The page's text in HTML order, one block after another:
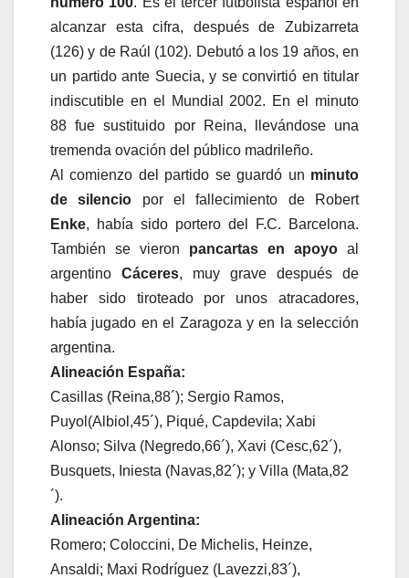
alcanzar esta cifra, después de Zubizarreta
(126) y de Raúl (102). Debutó a los 19 años, en
un partido ante Suecia, y se convirtió en titular
indiscutible en el Mundial 2002. En el minuto
88 fue sustituido por Reina, llevándose una
tremenda ovación del público madrileño.
Al comienzo del partido se guardó un minuto
de silencio por el fallecimiento de Robert
Enke, había sido portero del F.C. Barcelona.
También se vieron pancartas en apoyo al
argentino Cáceres, muy grave después de
haber sido tiroteado por unos atracadores,
había jugado en el Zaragoza y en la selección
argentina.
Alineación España:
Casillas (Reina,88´); Sergio Ramos,
Puyol(Albiol,45´), Piqué, Capdevila; Xabi
Alonso; Silva (Negredo,66´), Xavi (Cesc,62´),
Busquets, Iniesta (Navas,82´); y Villa (Mata,82
´).
Alineación Argentina:
Romero; Coloccini, De Michelis, Heinze,
Ansaldi; Maxi Rodríguez (Lavezzi,83´),